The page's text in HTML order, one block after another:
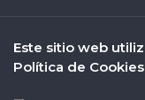
Este sitio web
Política de Cookies